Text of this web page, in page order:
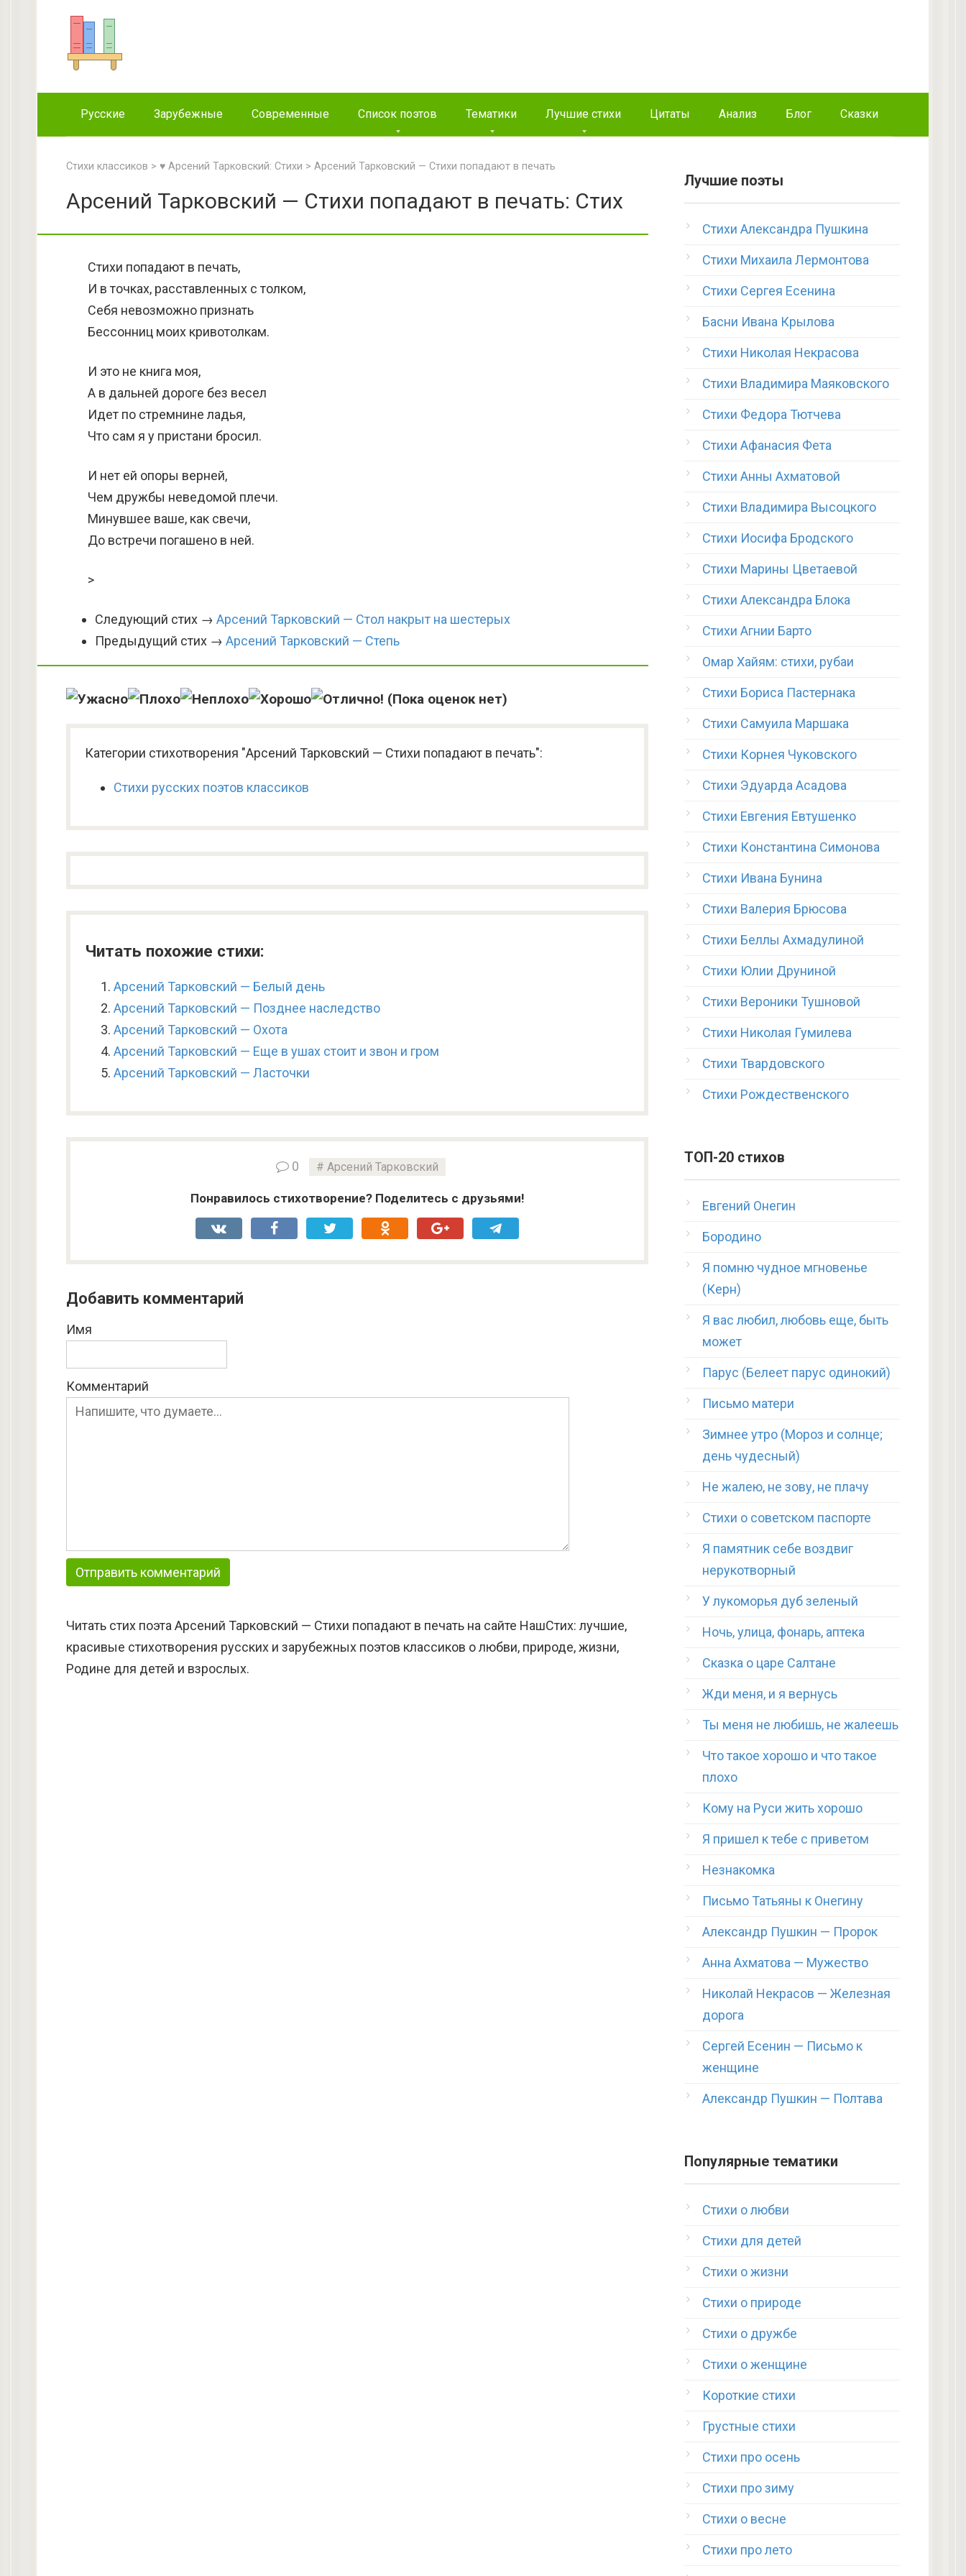
Русские Зарубежные Современные Список поэтов Тематики Лучшие стихи Цитаты Анализ Блог Сказки
Стихи классиков > ♥ Арсений Тарковский: Стихи > Арсений Тарковский — Стихи попадают в печать
Арсений Тарковский — Стихи попадают в печать: Стих
Стихи попадают в печать,
И в точках, расставленных с толком,
Себя невозможно признать
Бессонниц моих кривотолкам.
И это не книга моя,
А в дальней дороге без весел
Идет по стремнине ладья,
Что сам я у пристани бросил.
И нет ей опоры верней,
Чем дружбы неведомой плечи.
Минувшее ваше, как свечи,
До встречи погашено в ней.
>
Следующий стих → Арсений Тарковский — Стол накрыт на шестерых
Предыдущий стих → Арсений Тарковский — Степь
(Пока оценок нет)
Категории стихотворения "Арсений Тарковский — Стихи попадают в печать":
Стихи русских поэтов классиков
Читать похожие стихи:
Арсений Тарковский — Белый день
Арсений Тарковский — Позднее наследство
Арсений Тарковский — Охота
Арсений Тарковский — Еще в ушах стоит и звон и гром
Арсений Тарковский — Ласточки
0 Арсений Тарковский
Понравилось стихотворение? Поделитесь с друзьями!
Добавить комментарий
Имя
Комментарий
Читать стих поэта Арсений Тарковский — Стихи попадают в печать на сайте НашСтих: лучшие,
красивые стихотворения русских и зарубежных поэтов классиков о любви, природе, жизни,
Родине для детей и взрослых.
Лучшие поэты
Стихи Александра Пушкина
Стихи Михаила Лермонтова
Стихи Сергея Есенина
Басни Ивана Крылова
Стихи Николая Некрасова
Стихи Владимира Маяковского
Стихи Федора Тютчева
Стихи Афанасия Фета
Стихи Анны Ахматовой
Стихи Владимира Высоцкого
Стихи Иосифа Бродского
Стихи Марины Цветаевой
Стихи Александра Блока
Стихи Агнии Барто
Омар Хайям: стихи, рубаи
Стихи Бориса Пастернака
Стихи Самуила Маршака
Стихи Корнея Чуковского
Стихи Эдуарда Асадова
Стихи Евгения Евтушенко
Стихи Константина Симонова
Стихи Ивана Бунина
Стихи Валерия Брюсова
Стихи Беллы Ахмадулиной
Стихи Юлии Друниной
Стихи Вероники Тушновой
Стихи Николая Гумилева
Стихи Твардовского
Стихи Рождественского
ТОП-20 стихов
Евгений Онегин
Бородино
Я помню чудное мгновенье
(Керн)
Я вас любил, любовь еще, быть
может
Парус (Белеет парус одинокий)
Письмо матери
Зимнее утро (Мороз и солнце;
день чудесный)
Не жалею, не зову, не плачу
Стихи о советском паспорте
Я памятник себе воздвиг
нерукотворный
У лукоморья дуб зеленый
Ночь, улица, фонарь, аптека
Сказка о царе Салтане
Жди меня, и я вернусь
Ты меня не любишь, не жалеешь
Что такое хорошо и что такое
плохо
Кому на Руси жить хорошо
Я пришел к тебе с приветом
Незнакомка
Письмо Татьяны к Онегину
Александр Пушкин — Пророк
Анна Ахматова — Мужество
Николай Некрасов — Железная
дорога
Сергей Есенин — Письмо к
женщине
Александр Пушкин — Полтава
Популярные тематики
Стихи о любви
Стихи для детей
Стихи о жизни
Стихи о природе
Стихи о дружбе
Стихи о женщине
Короткие стихи
Грустные стихи
Стихи про осень
Стихи про зиму
Стихи о весне
Стихи про лето